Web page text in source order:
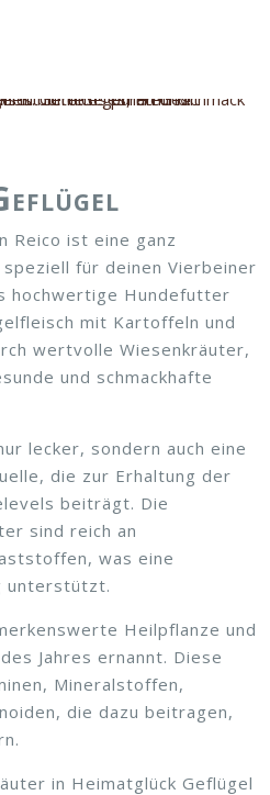
Reico ist eine ganz
für deinen Vierbeiner
hochwertige Hundefutter
mit Kartoffeln und
wertvolle Wiesenkräuter,
und schmackhafte
lecker, sondern auch eine
die zur Erhaltung der
beiträgt. Die
sind reich an
was eine
unterstützt.
Heilpflanze und
Jahres ernannt. Diese
Mineralstoffen,
die dazu beitragen,
in Heimatglück Geflügel